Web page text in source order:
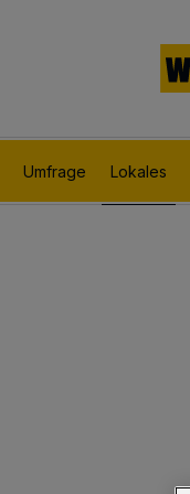
Umfrage Lokales